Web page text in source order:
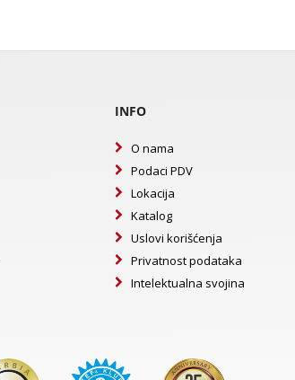
INFO
O nama
Podaci PDV
Lokacija
Katalog
Uslovi korišćenja
Privatnost podataka
Intelektualna svojina